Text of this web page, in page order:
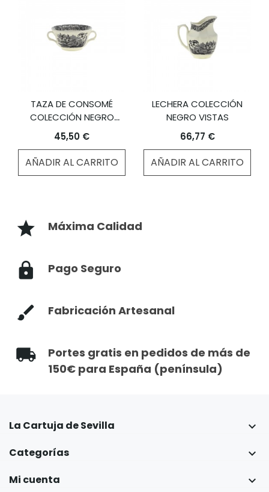
TAZA DE CONSOMÉ
COLECCIÓN NEGRO
VISTAS
45,50 €
AÑADIR AL CARRITO
LECHERA COLECCIÓN
NEGRO VISTAS
66,77 €
AÑADIR AL CARRITO
Máxima Calidad
Pago Seguro
Fabricación Artesanal
Portes gratis en pedidos de más de
150€ para España (península)
La Cartuja de Sevilla 
Categorías 
Mi cuenta 